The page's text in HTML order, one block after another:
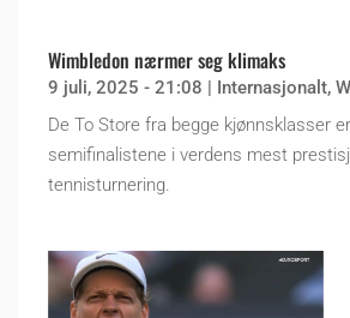
Wimbledon nærmer seg klimaks
9 juli, 2025 - 21:08 Internasjonalt,
De To Store fra begge kjønnsklasser
semifinalistene i verdens mest
tennisturnering.